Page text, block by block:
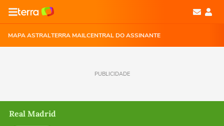
MAPA ASTRALTERRA MAILCENTRAL DO ASSINANTE
PUBLICIDADE
Real Madrid